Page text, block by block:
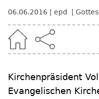
06.06.2016 epd
Kirchenpräsident
Evangelischen